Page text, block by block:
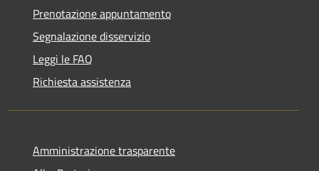
Prenotazione appuntamento
Segnalazione disservizio
Leggi le FAQ
Richiesta assistenza
Amministrazione trasparente